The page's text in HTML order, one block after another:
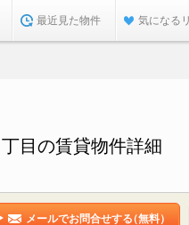
最近見た物件 気になる
目の賃貸物件詳細
メールでお問合せする（無料）